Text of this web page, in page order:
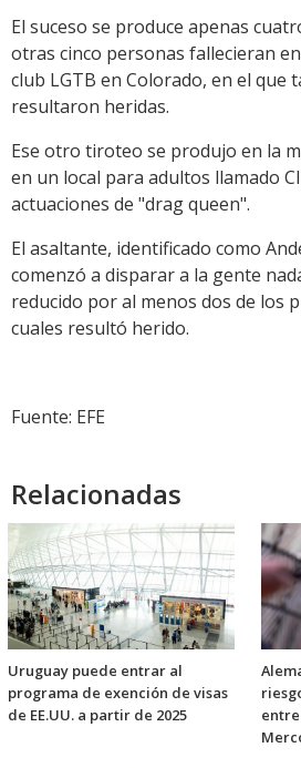
El suceso se produce apenas
otras cinco personas fallecieran
club LGTB en Colorado, en el que
resultaron heridas.
Ese otro tiroteo se produjo en la
en un local para adultos llamado
actuaciones de "drag queen".
El asaltante, identificado como
comenzó a disparar a la gente
reducido por al menos dos de los
cuales resultó herido.
Fuente: EFE
Relacionadas
Uruguay puede entrar al
programa de exención de visas
de EE.UU. a partir de 2025